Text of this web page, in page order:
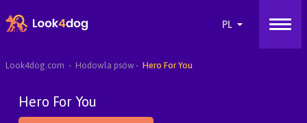
Look4dog.com Hodowla psów Hero For You
Hero For You